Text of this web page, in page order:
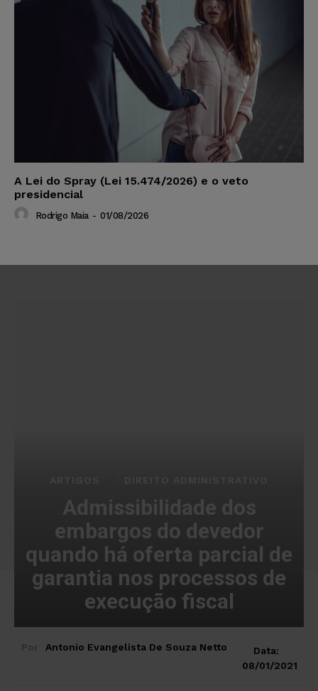
A Lei do Spray (Lei 15.474/2026) e o veto
presidencial
Rodrigo Maia - 01/08/2026